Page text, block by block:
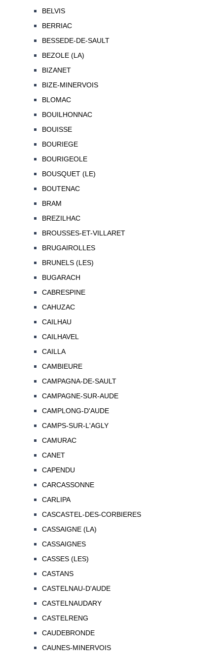
BELVIS
BERRIAC
BESSEDE-DE-SAULT
BEZOLE (LA)
BIZANET
BIZE-MINERVOIS
BLOMAC
BOUILHONNAC
BOUISSE
BOURIEGE
BOURIGEOLE
BOUSQUET (LE)
BOUTENAC
BRAM
BREZILHAC
BROUSSES-ET-VILLARET
BRUGAIROLLES
BRUNELS (LES)
BUGARACH
CABRESPINE
CAHUZAC
CAILHAU
CAILHAVEL
CAILLA
CAMBIEURE
CAMPAGNA-DE-SAULT
CAMPAGNE-SUR-AUDE
CAMPLONG-D'AUDE
CAMPS-SUR-L'AGLY
CAMURAC
CANET
CAPENDU
CARCASSONNE
CARLIPA
CASCASTEL-DES-CORBIERES
CASSAIGNE (LA)
CASSAIGNES
CASSES (LES)
CASTANS
CASTELNAU-D'AUDE
CASTELNAUDARY
CASTELRENG
CAUDEBRONDE
CAUNES-MINERVOIS